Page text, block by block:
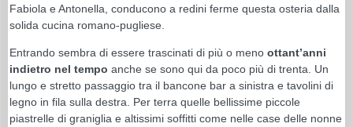
Fabiola e Antonella, conducono a redini ferme questa osteria dalla
solida cucina romano-pugliese.
Entrando sembra di essere trascinati di più o meno ottant’anni
indietro nel tempo anche se sono qui da poco più di trenta. Un
lungo e stretto passaggio tra il bancone bar a sinistra e tavolini di
legno in fila sulla destra. Per terra quelle bellissime piccole
piastrelle di graniglia e altissimi soffitti come nelle case delle nonne